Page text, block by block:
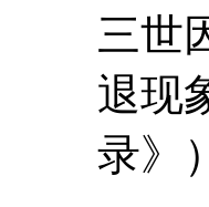
三世
退现
录》